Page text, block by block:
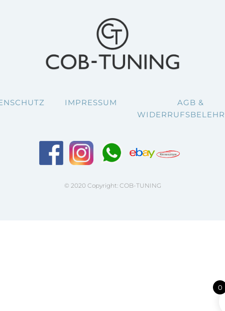
IMPRESSUM
AGB &
© 2020 Copyright: COB-TUNING
0